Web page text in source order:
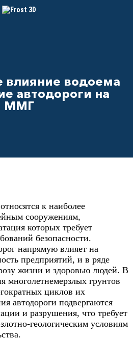
водоема
автодороги на
ММГ
к наиболее
сооружениям,
которых требует
безопасности.
напрямую влияет на
предприятий, и в ряде
жизни и здоровью людей. В
многолетнемерзлых грунтов
циклов их
автодороги подвергаются
и разрушения, что требует
геологическим условиям